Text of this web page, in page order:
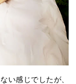
い感じでしたが、